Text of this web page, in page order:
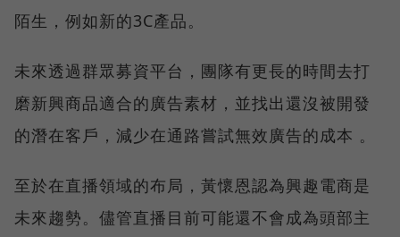
陌生，例如新的3C產品。
未來透過群眾募資平台，團隊有更長的時間去打
磨新興商品適合的廣告素材，並找出還沒被開發
的潛在客戶，減少在通路嘗試無效廣告的成本 。
至於在直播領域的布局，黃懷恩認為興趣電商是
未來趨勢。儘管直播目前可能還不會成為頭部主